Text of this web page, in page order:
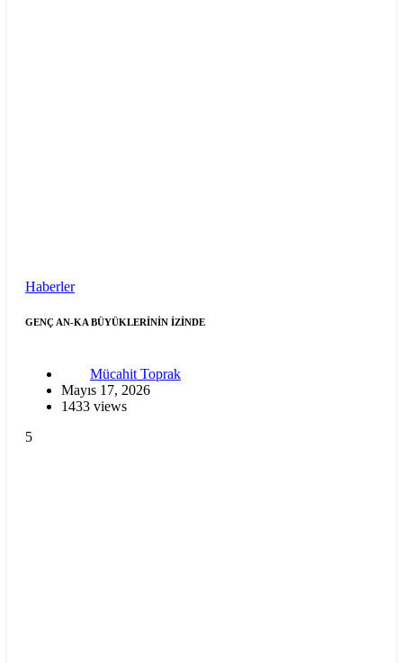
Haberler
GENÇ AN-KA BÜYÜKLERİNİN İZİNDE
Mücahit Toprak
Mayıs 17, 2026
1433 views
5